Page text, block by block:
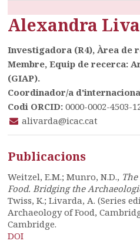
Alexandra
Investigadora (R4), Àrea de
Membre, Equip de recerca:
(GIAP).
Coordinador/a
Codi ORCID: 0000-0002-4503-
alivarda@icac.cat
Publicacions
Weitzel, E.M.; Munro, N.D.,
Food. Bridging the
Twiss, K.; Livarda, A. (Series
Archaeology of Food,
Cambridge.
DOI